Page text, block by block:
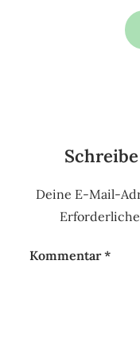
Deine E-Mail-
Kommentar*